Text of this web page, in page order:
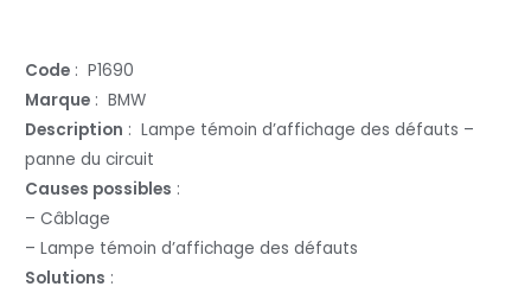
Code : P1690
Marque : BMW
Description : Lampe témoin d’affichage des défauts –
panne du circuit
Causes possibles :
– Câblage
– Lampe témoin d’affichage des défauts
Solutions :